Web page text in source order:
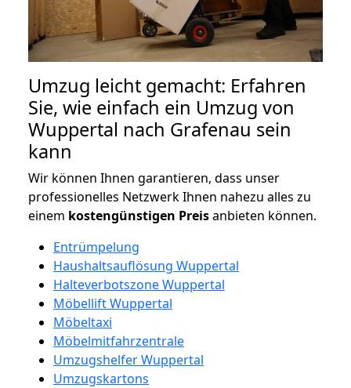
Umzug leicht gemacht: Erfahren
Sie, wie einfach ein Umzug von
Wuppertal nach Grafenau sein
kann
Wir können Ihnen garantieren, dass unser
professionelles Netzwerk Ihnen nahezu alles zu
einem kostengünstigen Preisanbieten können.
Entrümpelung
Haushaltsauflösung Wuppertal
Halteverbotszone Wuppertal
Möbellift Wuppertal
Möbeltaxi
Möbelmitfahrzentrale
Umzugshelfer Wuppertal
Umzugskartons